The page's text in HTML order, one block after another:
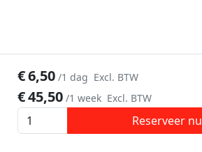
€6,50 /1 dag Excl. BTW
€45,50 /1 week Excl. BTW
Reserveer nu